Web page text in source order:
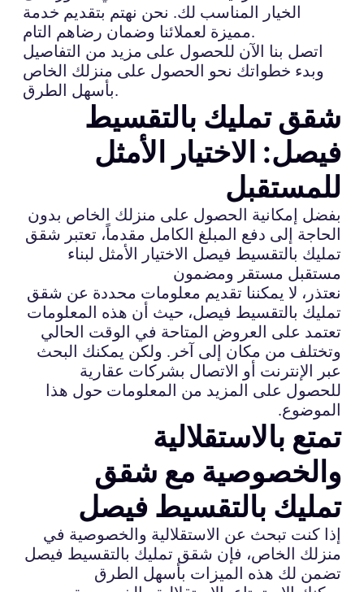
الخيار المناسب لك. نحن نهتم بتقديم خدمة
مميزة لعملائنا وضمان رضاهم التام.
اتصل بنا الآن للحصول على مزيد من التفاصيل
وبدء خطواتك نحو الحصول على منزلك الخاص
بأسهل الطرق.
شقق تمليك بالتقسيط
فيصل: الاختيار الأمثل
للمستقبل
بفضل إمكانية الحصول على منزلك الخاص بدون
الحاجة إلى دفع المبلغ الكامل مقدماً، تعتبر شقق
تمليك بالتقسيط فيصل الاختيار الأمثل لبناء
مستقبل مستقر ومضمون
نعتذر، لا يمكننا تقديم معلومات محددة عن شقق
تمليك بالتقسيط فيصل، حيث أن هذه المعلومات
تعتمد على العروض المتاحة في الوقت الحالي
وتختلف من مكان إلى آخر. ولكن يمكنك البحث
عبر الإنترنت أو الاتصال بشركات عقارية
للحصول على المزيد من المعلومات حول هذا
الموضوع.
تمتع بالاستقلالية
والخصوصية مع شقق
تمليك بالتقسيط فيصل
إذا كنت تبحث عن الاستقلالية والخصوصية في
منزلك الخاص، فإن شقق تمليك بالتقسيط فيصل
تضمن لك هذه الميزات بأسهل الطرق